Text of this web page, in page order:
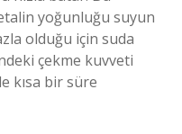
yoğunluğu suyun
olduğu için suda
çekme kuvveti
kısa bir süre